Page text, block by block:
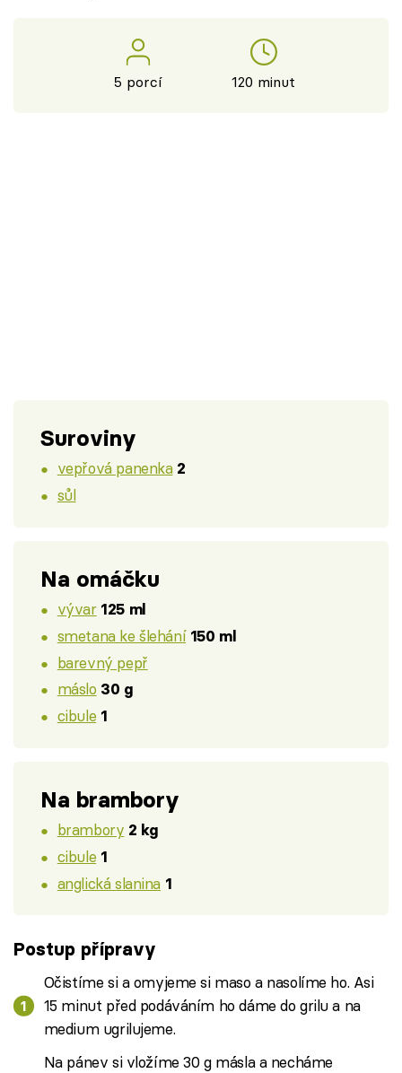
5 porcí 120 minut
Suroviny
vepřová panenka 2
sůl
Na omáčku
vývar 125 ml
smetana ke šlehání 150 ml
barevný pepř
máslo 30 g
cibule 1
Na brambory
brambory 2 kg
cibule 1
anglická slanina 1
Postup přípravy
Očistíme si a omyjeme si maso a nasolíme ho. Asi
15 minut před podáváním ho dáme do grilu a na
medium ugrilujeme.
Na pánev si vložíme 30 g másla a necháme